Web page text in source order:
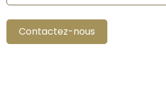
Contactez-nous